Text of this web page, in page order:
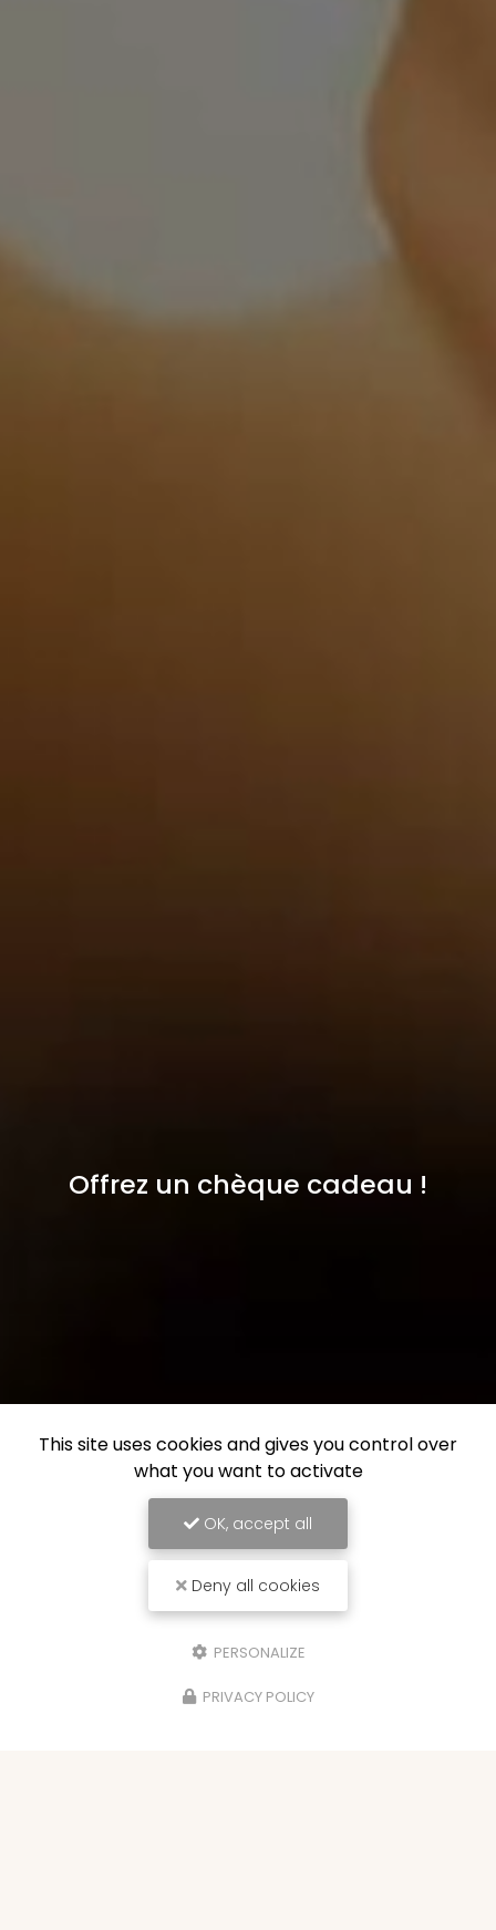
Offrez un chèque cadeau !
This site uses cookies and gives you control over
what you want to activate
OK, accept all
Deny all cookies
PERSONALIZE
PRIVACY POLICY